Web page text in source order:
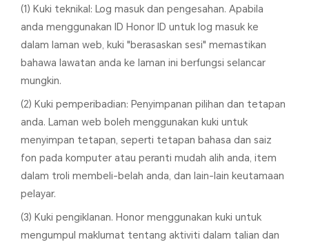
(1) Kuki teknikal: Log masuk dan pengesahan. Apabila
anda menggunakan ID Honor ID untuk log masuk ke
dalam laman web, kuki "berasaskan sesi" memastikan
bahawa lawatan anda ke laman ini berfungsi selancar
mungkin.
(2) Kuki pemperibadian: Penyimpanan pilihan dan tetapan
anda. Laman web boleh menggunakan kuki untuk
menyimpan tetapan, seperti tetapan bahasa dan saiz
fon pada komputer atau peranti mudah alih anda, item
dalam troli membeli-belah anda, dan lain-lain keutamaan
pelayar.
(3) Kuki pengiklanan. Honor menggunakan kuki untuk
mengumpul maklumat tentang aktiviti dalam talian dan